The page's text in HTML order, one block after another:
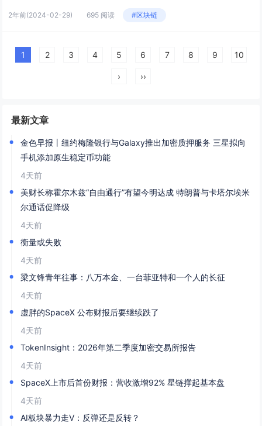
2年前(2024-02-29) 695 阅读 #区块链
1 2 3 4 5 6 7 8 9 10
› ››
最新文章
金色早报丨纽约梅隆银行与Galaxy推出加密质押服务 三星拟向
手机添加原生稳定币功能
4天前
美财长称霍尔木兹“自由通行”有望今明达成 特朗普与卡塔尔埃米
尔通话促降级
4天前
衡量或失败
4天前
梁文锋青年往事：八万本金、一台菲亚特和一个人的长征
4天前
虚胖的SpaceX 公布财报后要继续跌了
4天前
TokenInsight：2026年第二季度加密交易所报告
4天前
SpaceX上市后首份财报：营收激增92% 星链撑起基本盘
4天前
AI板块暴力走V：反弹还是反转？